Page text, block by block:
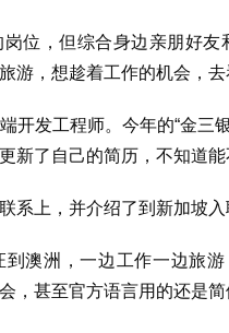
位，但综合身边亲朋好
游，想趁着工作的机会，去
开发工程师。今年的“金三
新了自己的简历，不知道能
系上，并介绍了到新加坡入
澳洲，一边工作一边旅
，甚至官方语言用的还是